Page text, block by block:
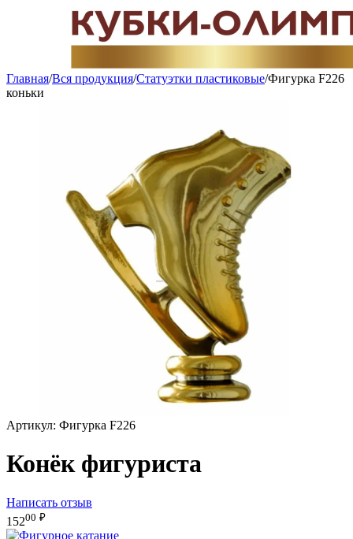
Главная/Вся продукция/Статуэтки пластиковые/Фигурка F226
коньки
Артикул: Фигурка F226
Конёк фигуриста
Написать отзыв
15200 ₽